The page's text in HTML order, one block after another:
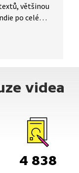
většinou
po celé
podob.
videa
4 838